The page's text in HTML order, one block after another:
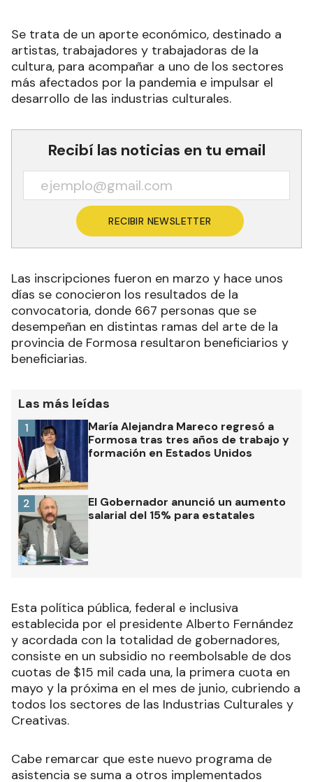
Se trata de un aporte económico, destinado a
artistas, trabajadores y trabajadoras de la
cultura, para acompañar a uno de los sectores
más afectados por la pandemia e impulsar el
desarrollo de las industrias culturales.
Recibí las noticias en tu email
RECIBIR NEWSLETTER
Las inscripciones fueron en marzo y hace unos
días se conocieron los resultados de la
convocatoria, donde 667 personas que se
desempeñan en distintas ramas del arte de la
provincia de Formosa resultaron beneficiarios y
beneficiarias.
Las más leídas
María Alejandra Mareco regresó a
Formosa tras tres años de trabajo y
formación en Estados Unidos
1
El Gobernador anunció un aumento
salarial del 15% para estatales
2
Esta política pública, federal e inclusiva
establecida por el presidente Alberto Fernández
y acordada con la totalidad de gobernadores,
consiste en un subsidio no reembolsable de dos
cuotas de $15 mil cada una, la primera cuota en
mayo y la próxima en el mes de junio, cubriendo a
todos los sectores de las Industrias Culturales y
Creativas.
Cabe remarcar que este nuevo programa de
asistencia se suma a otros implementados